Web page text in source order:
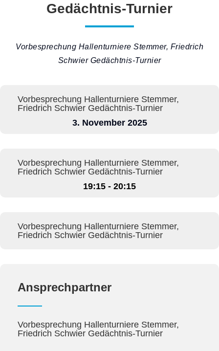
Gedächtnis-Turnier
Vorbesprechung Hallenturniere Stemmer, Friedrich
Schwier Gedächtnis-Turnier
Vorbesprechung Hallenturniere Stemmer,
Friedrich Schwier Gedächtnis-Turnier
3. November 2025
Vorbesprechung Hallenturniere Stemmer,
Friedrich Schwier Gedächtnis-Turnier
19:15 - 20:15
Vorbesprechung Hallenturniere Stemmer,
Friedrich Schwier Gedächtnis-Turnier
Ansprechpartner
Vorbesprechung Hallenturniere Stemmer,
Friedrich Schwier Gedächtnis-Turnier